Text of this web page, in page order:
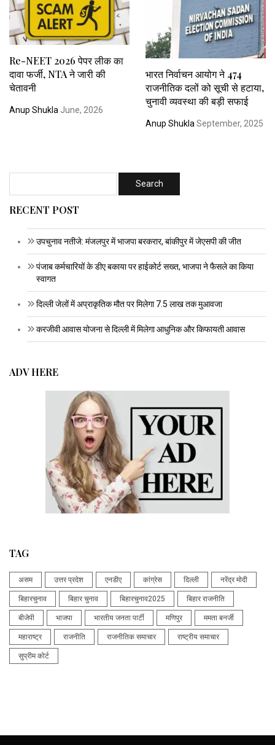
Re-NEET 2026 पेपर लीक का
दावा फर्जी, NTA ने जारी की
चेतावनी
Anup Shukla June, 2026
भारत निर्वाचन आयोग ने 474
राजनीतिक दलों को सूची से हटाया,
चुनावी व्यवस्था की बड़ी सफाई
Anup Shukla September, 2025
RECENT POST
उपचुनाव नतीजे: मंजलपुर में भाजपा बरकरार, बांकीपुर में जेएसपी की जीत
पंजाब कर्मचारियों के डीए बकाया पर हाईकोर्ट सख्त, भाजपा ने फैसले का किया
स्वागत
दिल्ली जेलों में अप्राकृतिक मौत पर मिलेगा 7.5 लाख तक मुआवजा
करजीवी आवास योजना से दिल्ली में मिलेगा आधुनिक और किफायती आवास
ADV HERE
TAG
असम उत्तर प्रदेश एनडीए कांग्रेस दिल्ली नरेंद्र मोदी
बिहारचुनाव बिहार चुनाव बिहारचुनाव2025 बिहार राजनीति
बीजेपी भाजपा भारतीय जनता पार्टी मणिपुर ममता बनर्जी
महाराष्ट्र राजनीति राजनीतिक समाचार राष्ट्रीय समाचार
सुप्रीम कोर्ट